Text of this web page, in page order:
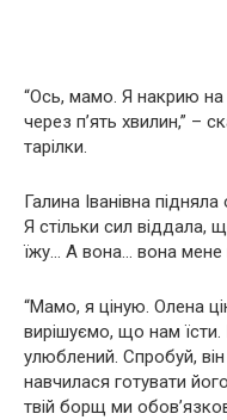
“Ось, мамо. Я накрию на
через п’ять хвилин,” –
тарілки.
Галина Іванівна
Я стільки сил віддала,
їжу… А вона… вона мене
“Мамо, я ціную. Олена
вирішуємо, що нам
улюблений. Спробуй,
навчилася готувати
твій борщ ми